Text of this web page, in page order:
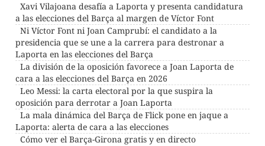
Xavi Vilajoana desafía a Laporta y presenta candidatura
a las elecciones del Barça al margen de Víctor Font
Ni Víctor Font ni Joan Camprubí: el candidato a la
presidencia que se une a la carrera para destronar a
Laporta en las elecciones del Barça
La división de la oposición favorece a Joan Laporta de
cara a las elecciones del Barça en 2026
Leo Messi: la carta electoral por la que suspira la
oposición para derrotar a Joan Laporta
La mala dinámica del Barça de Flick pone en jaque a
Laporta: alerta de cara a las elecciones
Cómo ver el Barça-Girona gratis y en directo